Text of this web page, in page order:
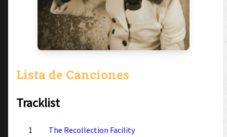
Lista de Canciones
Tracklist
1 The Recollection Facility